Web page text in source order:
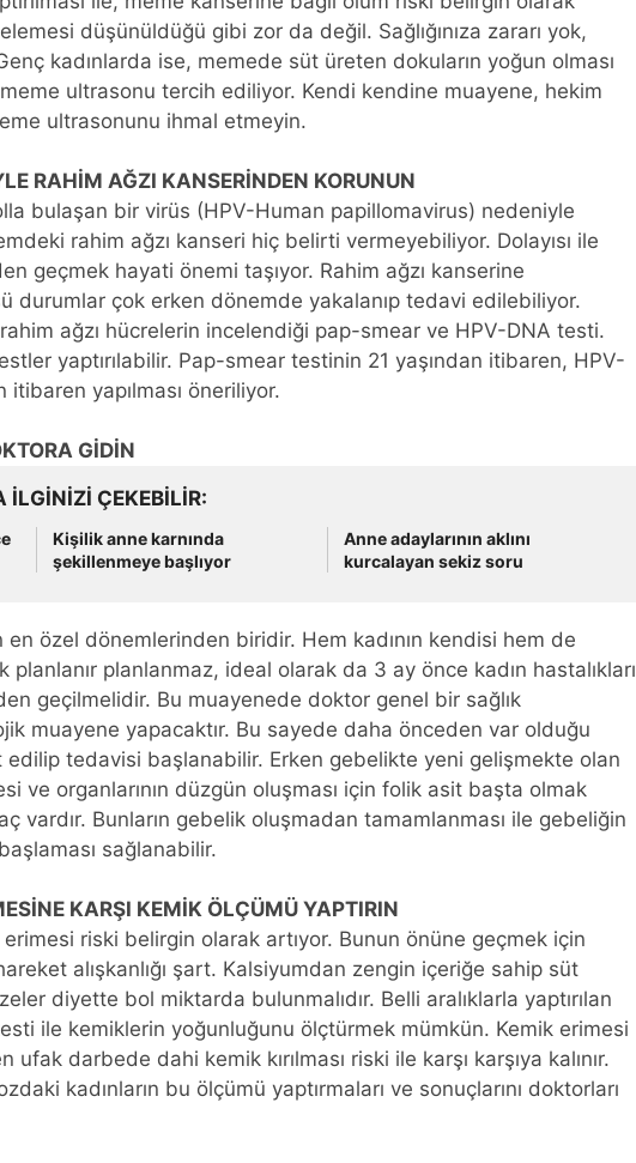
düşünüldüğü gibi zor da değil. Sağlığınıza zararı yok,
kadınlarda ise, memede süt üreten dokuların yoğun olması
ultrasonu tercih ediliyor. Kendi kendine muayene, hekim
ultrasonunu ihmal etmeyin.
RAHİM AĞZI KANSERİNDEN KORUNUN
bulaşan bir virüs (HPV-Human papillomavirus) nedeniyle
rahim ağzı kanseri hiç belirti vermeyebiliyor. Dolayısı ile
geçmek hayati önemi taşıyor. Rahim ağzı kanserine
durumlar çok erken dönemde yakalanıp tedavi edilebiliyor.
ağzı hücrelerin incelendiği pap-smear ve HPV-DNA testi.
yaptırılabilir. Pap-smear testinin 21 yaşından itibaren, HPV-
yapılması öneriliyor.
GİDİN
ILGINIZI ÇEKEBILIR
Kişilik anne karnında
şekillenmeye başlıyor
Anne adaylarının aklını
kurcalayan sekiz soru
en özel dönemlerinden biridir. Hem kadının kendisi hem de
planlanır planlanmaz, ideal olarak da 3 ay önce kadın hastalıkları
geçilmelidir. Bu muayenede doktor genel bir sağlık
muayene yapacaktır. Bu sayede daha önceden var olduğu
edilip tedavisi başlanabilir. Erken gebelikte yeni gelişmekte olan
ve organlarının düzgün oluşması için folik asit başta olmak
vardır. Bunların gebelik oluşmadan tamamlanması ile gebeliğin
sağlanabilir.
KARŞI KEMİK ÖLÇÜMÜ YAPTIRIN
riski belirgin olarak artıyor. Bunun önüne geçmek için
alışkanlığı şart. Kalsiyumdan zengin içeriğe sahip süt
diyette bol miktarda bulunmalıdır. Belli aralıklarla yaptırılan
ile kemiklerin yoğunluğunu ölçtürmek mümkün. Kemik erimesi
darbede dahi kemik kırılması riski ile karşı karşıya kalınır.
kadınların bu ölçümü yaptırmaları ve sonuçlarını doktorları